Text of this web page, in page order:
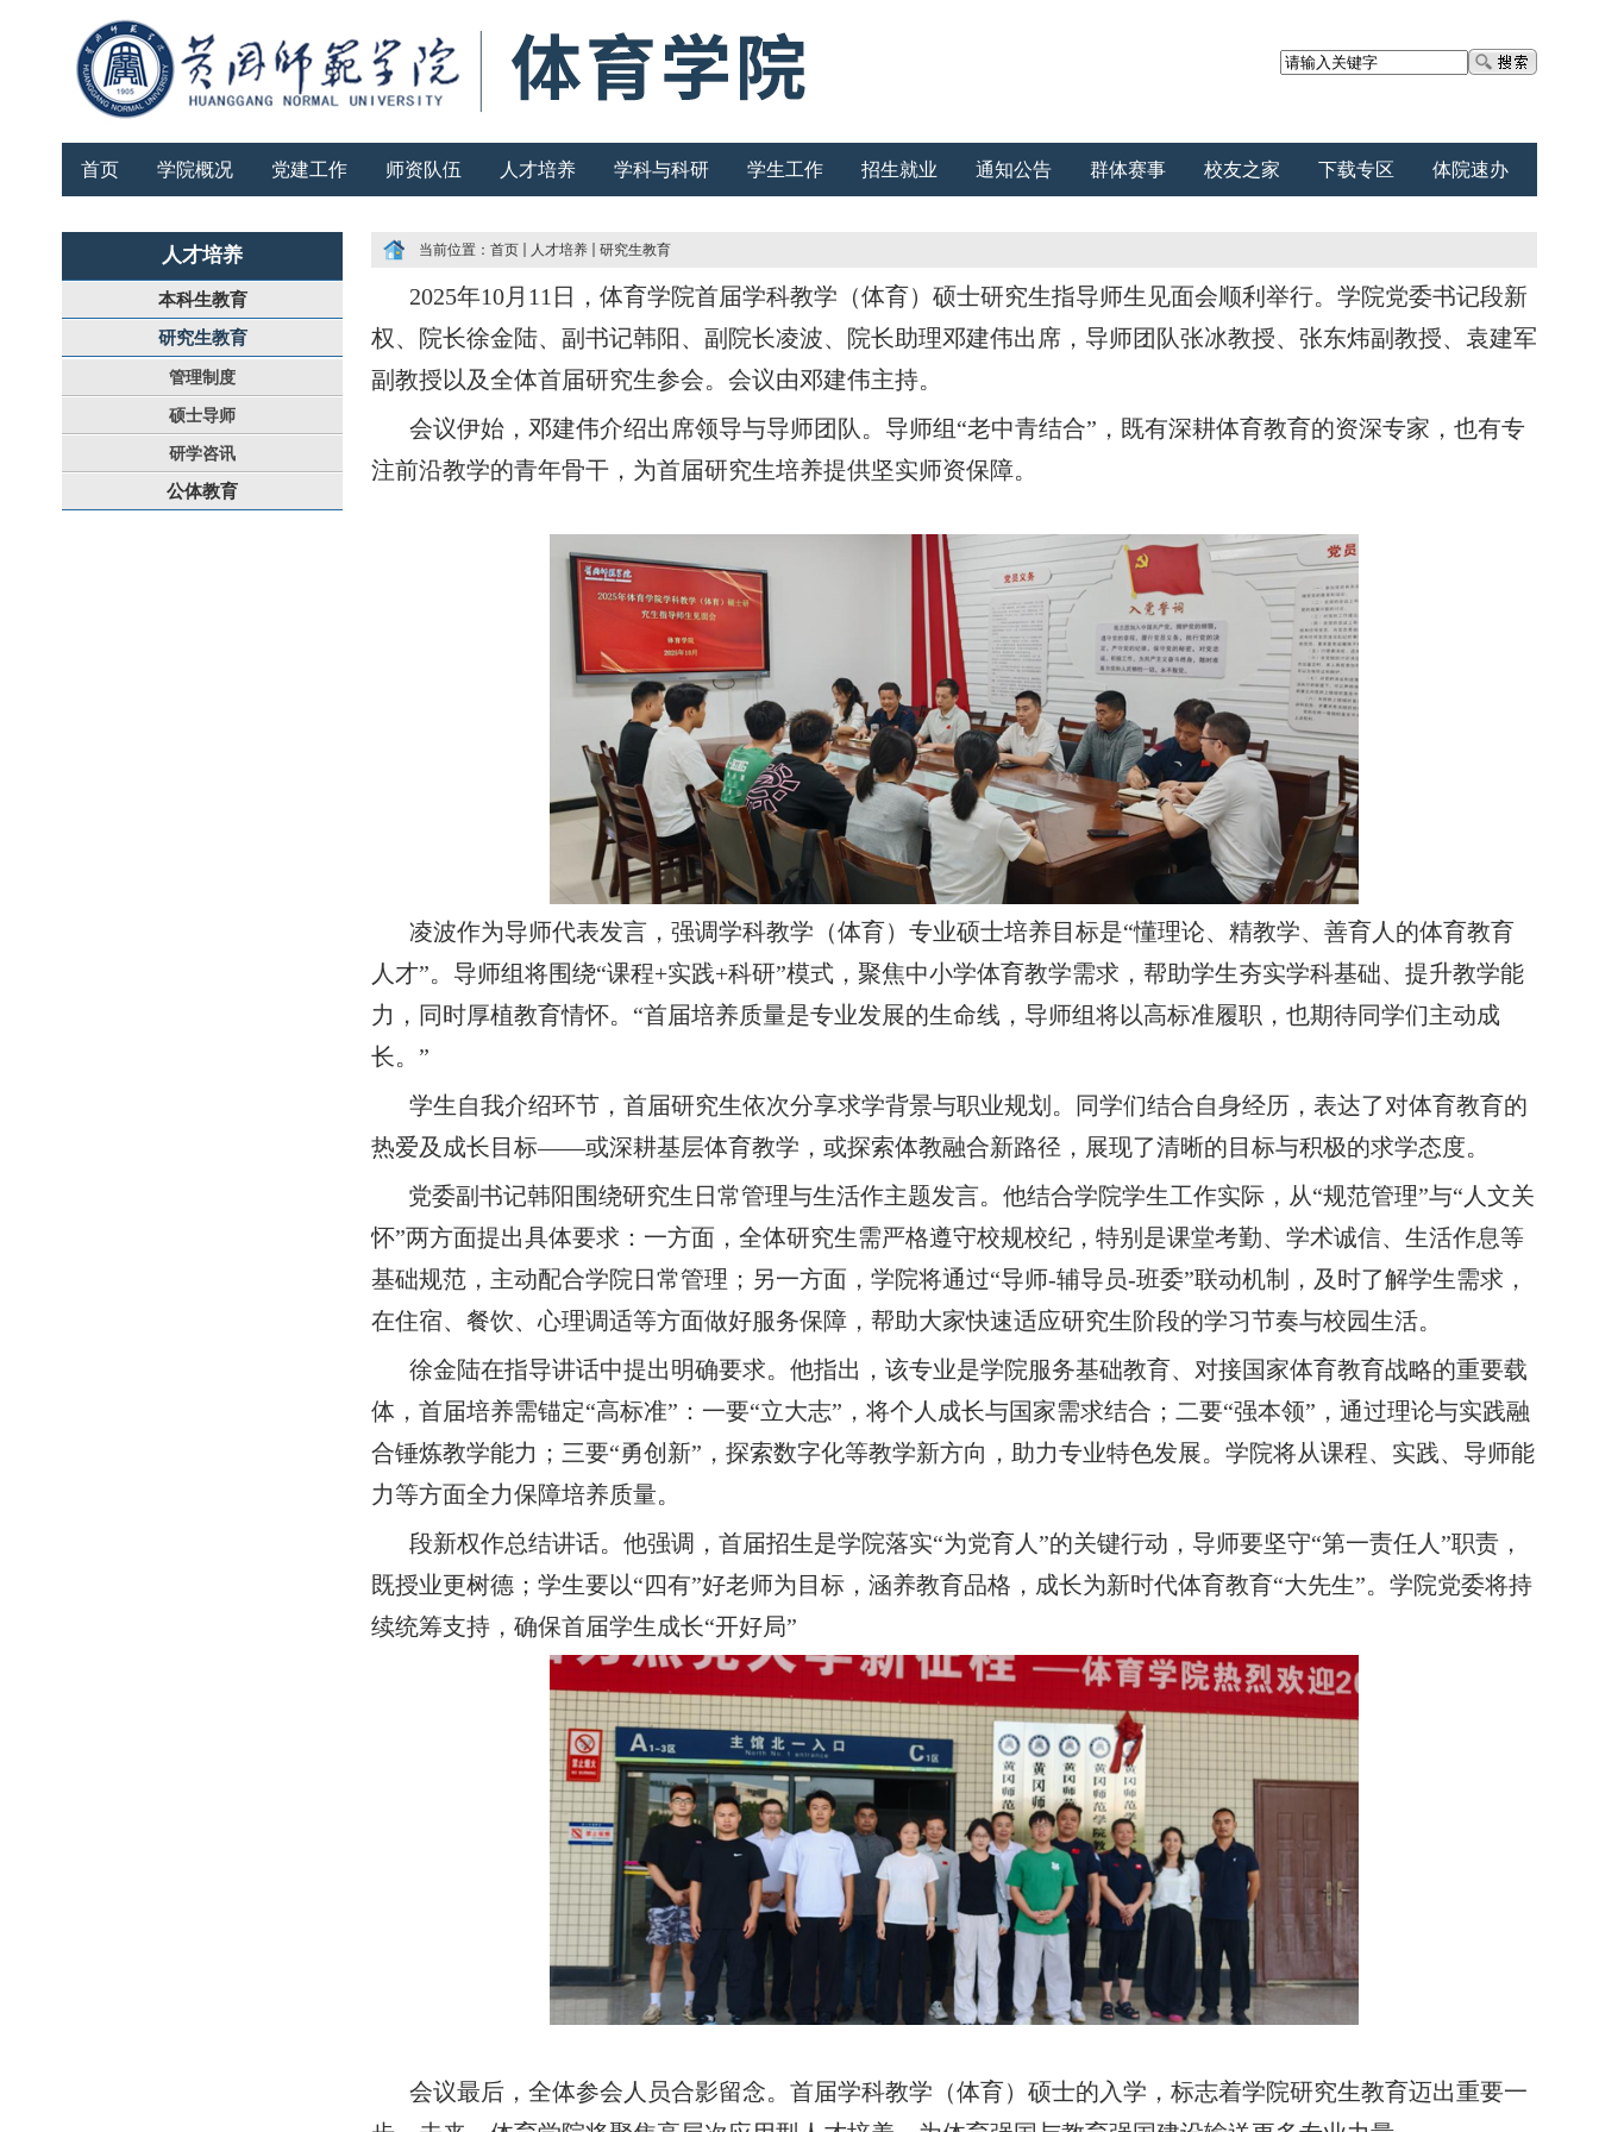
首页 学院概况 党建工作 师资队伍 人才培养 学科与科研 学生工作 招生就业 通知公告 群体赛事 校友之家 下载专区 体院速办
人才培养
本科生教育
研究生教育
管理制度
硕士导师
研学咨讯
公体教育
当前位置： 首页 人才培养 研究生教育
2025年10月11日，体育学院首届学科教学（体育）硕士研究生指导师生见面会顺利举行。学院党委书记段新
权、院长徐金陆、副书记韩阳、副院长凌波、院长助理邓建伟出席，导师团队张冰教授、张东炜副教授、袁建军
副教授以及全体首届研究生参会。会议由邓建伟主持。
会议伊始，邓建伟介绍出席领导与导师团队。导师组“老中青结合”，既有深耕体育教育的资深专家，也有专
注前沿教学的青年骨干，为首届研究生培养提供坚实师资保障。
凌波作为导师代表发言，强调学科教学（体育）专业硕士培养目标是“懂理论、精教学、善育人的体育教育
人才”。导师组将围绕“课程+实践+科研”模式，聚焦中小学体育教学需求，帮助学生夯实学科基础、提升教学能
力，同时厚植教育情怀。“首届培养质量是专业发展的生命线，导师组将以高标准履职，也期待同学们主动成
长。”
学生自我介绍环节，首届研究生依次分享求学背景与职业规划。同学们结合自身经历，表达了对体育教育的
热爱及成长目标——或深耕基层体育教学，或探索体教融合新路径，展现了清晰的目标与积极的求学态度。
党委副书记韩阳围绕研究生日常管理与生活作主题发言。他结合学院学生工作实际，从“规范管理”与“人文关
怀”两方面提出具体要求：一方面，全体研究生需严格遵守校规校纪，特别是课堂考勤、学术诚信、生活作息等
基础规范，主动配合学院日常管理；另一方面，学院将通过“导师-辅导员-班委”联动机制，及时了解学生需求，
在住宿、餐饮、心理调适等方面做好服务保障，帮助大家快速适应研究生阶段的学习节奏与校园生活。
徐金陆在指导讲话中提出明确要求。他指出，该专业是学院服务基础教育、对接国家体育教育战略的重要载
体，首届培养需锚定“高标准”：一要“立大志”，将个人成长与国家需求结合；二要“强本领”，通过理论与实践融
合锤炼教学能力；三要“勇创新”，探索数字化等教学新方向，助力专业特色发展。学院将从课程、实践、导师能
力等方面全力保障培养质量。
段新权作总结讲话。他强调，首届招生是学院落实“为党育人”的关键行动，导师要坚守“第一责任人”职责，
既授业更树德；学生要以“四有”好老师为目标，涵养教育品格，成长为新时代体育教育“大先生”。学院党委将持
续统筹支持，确保首届学生成长“开好局”
会议最后，全体参会人员合影留念。首届学科教学（体育）硕士的入学，标志着学院研究生教育迈出重要一